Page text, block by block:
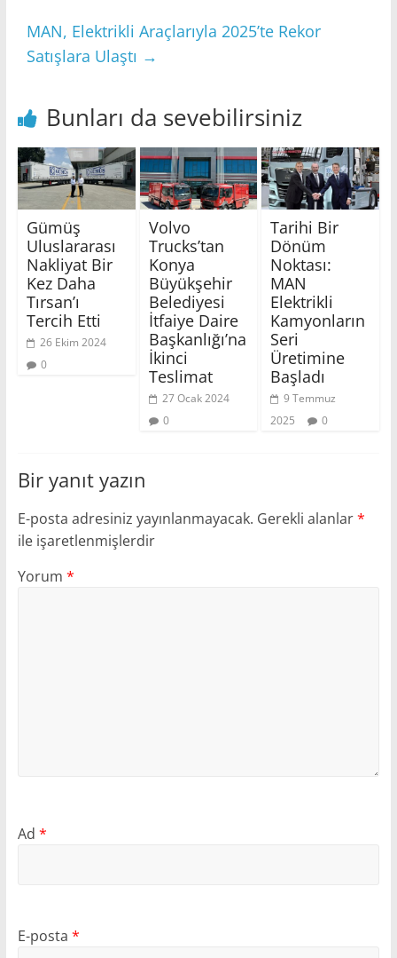
MAN, Elektrikli Araçlarıyla 2025’te Rekor
Satışlara Ulaştı →
Bunları da sevebilirsiniz
Gümüş
Uluslararası
Nakliyat Bir
Kez Daha
Tırsan’ı
Tercih Etti
26 Ekim 2024
0
Volvo
Trucks’tan
Konya
Büyükşehir
Belediyesi
İtfaiye Daire
Başkanlığı’na
İkinci
Teslimat
27 Ocak 2024
0
Tarihi Bir
Dönüm
Noktası:
MAN
Elektrikli
Kamyonların
Seri
Üretimine
Başladı
9 Temmuz
2025
0
Bir yanıt yazın
E-posta adresiniz yayınlanmayacak. Gerekli alanlar*
ile işaretlenmişlerdir
Yorum *
Ad *
E-posta *